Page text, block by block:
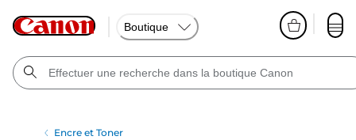
Boutique
Encre et Toner